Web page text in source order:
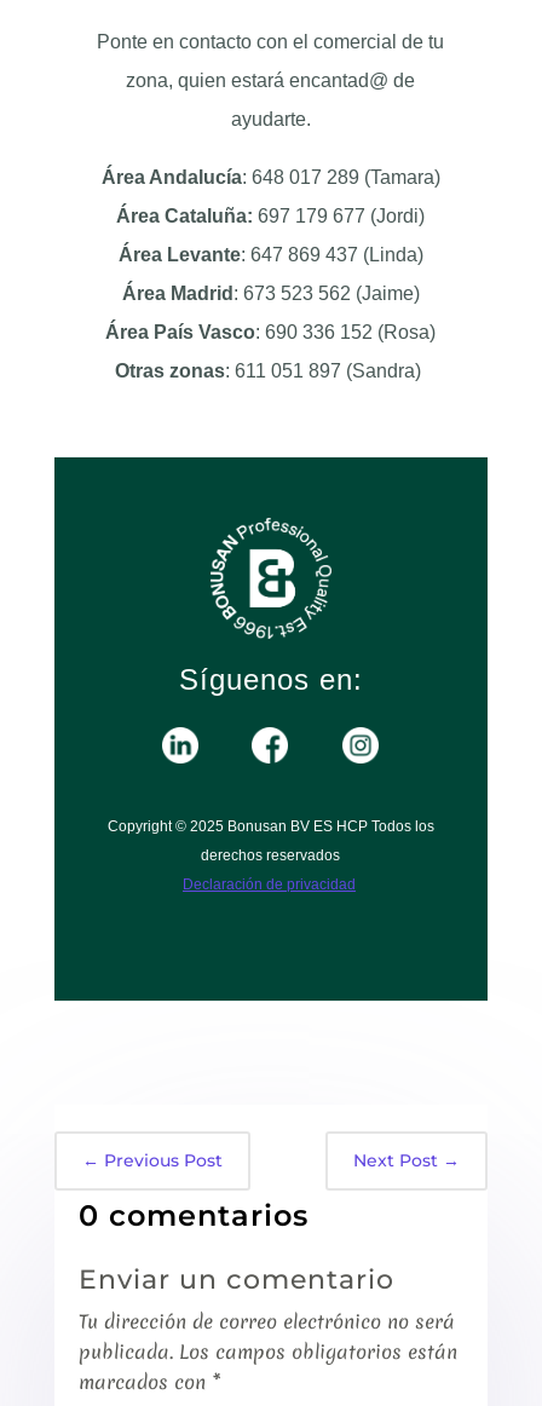
Ponte en contacto con el comercial de tu
zona, quien estará encantad@ de
ayudarte.
Área Andalucía: 648 017 289 (Tamara)
Área Cataluña: 697 179 677 (Jordi)
Área Levante: 647 869 437 (Linda)
Área Madrid : 673 523 562 (Jaime)
Área País Vasco: 690 336 152 (Rosa)
Otras zonas: 611 051 897 (Sandra)
Síguenos en:
Copyright © 2025 Bonusan BV ES HCP Todos los
derechos reservados
Declaración de privacidad
← Previous Post Next Post →
0 comentarios
Enviar un comentario
Tu dirección de correo electrónico no será
publicada. Los campos obligatorios están
marcados con *